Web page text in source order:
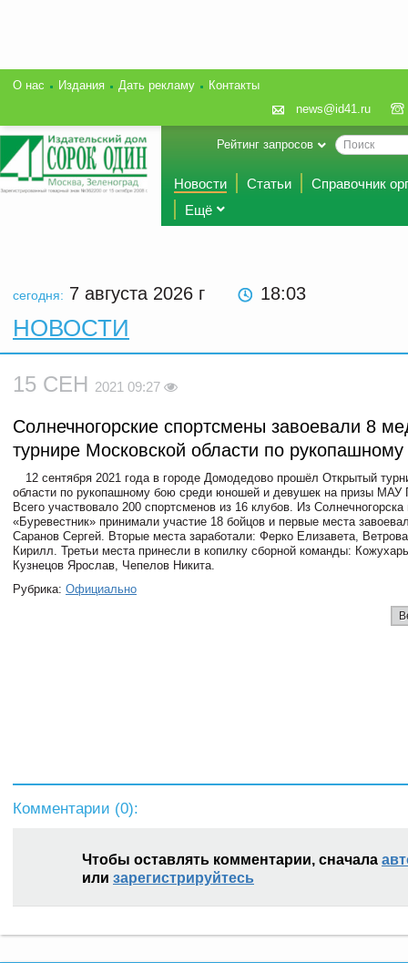
О нас Издания Дать рекламу
Контакты
news@id41.ru
Рейтинг запросов
Новости Статьи
Справочник
Ещё
сегодня: 7 августа 2026 г 18:03
НОВОСТИ
15 СЕН 2021 09:27
Солнечногорские спортсмены завоевали 8
турнире Московской области по
12 сентября 2021 года в городе Домодедово прошёл Открытый
области по рукопашному бою среди юношей и девушек на призы МАУ
Всего участвовало 200 спортсменов из 16 клубов. Из
«Буревестник» принимали участие 18 бойцов и первые места
Саранов Сергей. Вторые места заработали: Ферко Елизавета,
Кирилл. Третьи места принесли в копилку сборной команды:
Кузнецов Ярослав, Чепелов Никита.
Рубрика: Официально
Комментарии (0):
Чтобы оставлять комментарии, сначала
или зарегистрируйтесь